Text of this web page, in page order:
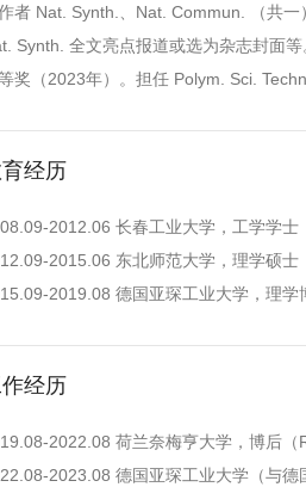
者 Nat. Synth.、Nat. Commun. （共
Synth. 全文亮点报道或选为杂志封面
奖（2023年）。担任 Polym. Sci.
经历
2012.06 长春工业大学，工学学士
2015.06 东北师范大学，理学硕士
2019.08 德国亚琛工业大学，理学
经历
2022.08 荷兰奈梅亨大学，博后（
2023.08 德国亚琛工业大学（与德